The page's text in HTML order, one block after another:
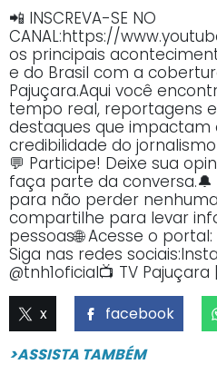
📲 INSCREVA-SE NO
CANAL:https://
os principais
e do Brasil com a
Pajuçara.Aqui você
tempo real, reportagens
destaques que impactam
credibilidade do
💬 Participe! Deixe sua
faça parte da
para não perder
compartilhe para levar
pessoas🌐 Acesse o
Siga nas redes
@tnh1oficial📺 TV Pajuçara
x facebook
>ASSISTA TAMBÉM